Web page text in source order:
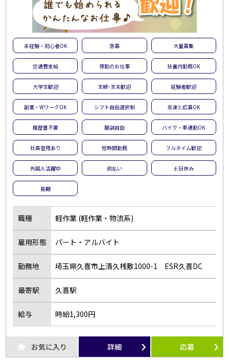
未経験・初心者OK 急募 大量募集
交通費支給 夜勤のお仕事 扶養内勤務OK
大学生歓迎 主婦･主夫歓迎 経験者歓迎
副業・WワークOK シフト自由選択制 友達と応募OK
履歴書不要 服装自由 バイク・車通勤OK
社員登用あり 短時間勤務 フルタイム歓迎
外国人活躍中 前払い 土日休み
長期
職種 軽作業 (軽作業・物流系)
雇用形態 パート・アルバイト
勤務地 埼玉県久喜市上清久桟敷1000-1 ESR久喜DC
最寄駅 久喜駅
給与 時給1,300円
お気に入り 詳細 応募